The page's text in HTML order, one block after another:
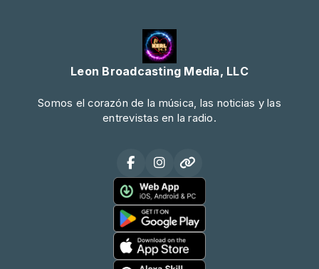
Leon Broadcasting Media, LLC
Somos el corazón de la música, las noticias y las
entrevistas en la radio.